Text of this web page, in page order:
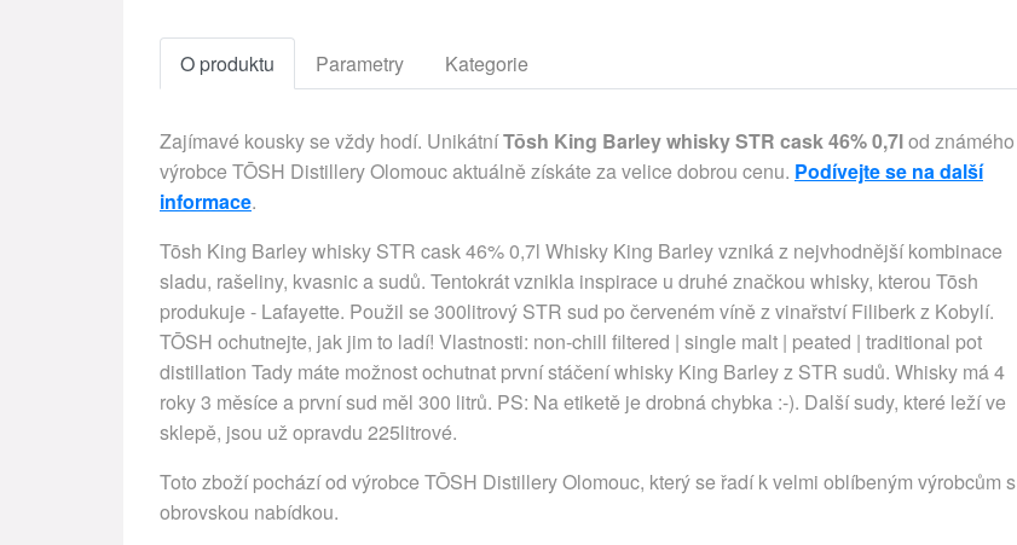
O produktu Parametry Kategorie
Zajímavé kousky se vždy hodí. UnikátníTōsh King Barley whisky STR cask 46% 0,7lod známého
výrobce TŌSH Distillery Olomouc aktuálně získáte za velice dobrou cenu. Podívejte se na další
informace.
Tōsh King Barley whisky STR cask 46% 0,7l Whisky King Barley vzniká z nejvhodnější kombinace
sladu, rašeliny, kvasnic a sudů. Tentokrát vznikla inspirace u druhé značkou whisky, kterou Tōsh
produkuje - Lafayette. Použil se 300litrový STR sud po červeném víně z vinařství Filiberk z Kobylí.
TŌSH ochutnejte, jak jim to ladí! Vlastnosti: non-chill filtered | single malt | peated | traditional pot
distillation Tady máte možnost ochutnat první stáčení whisky King Barley z STR sudů. Whisky má 4
roky 3 měsíce a první sud měl 300 litrů. PS: Na etiketě je drobná chybka :-). Další sudy, které leží ve
sklepě, jsou už opravdu 225litrové.
Toto zboží pochází od výrobce TŌSH Distillery Olomouc, který se řadí k velmi oblíbeným výrobcům s
obrovskou nabídkou.